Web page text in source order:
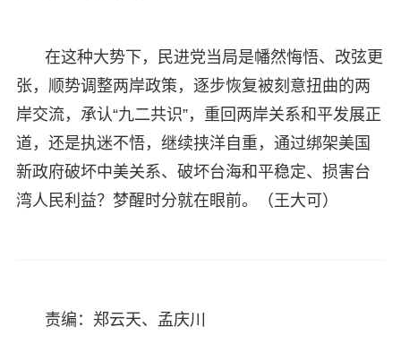
在这种大势下，民进党当局是幡然悔悟、改弦更
张，顺势调整两岸政策，逐步恢复被刻意扭曲的两
岸交流，承认“九二共识”，重回两岸关系和平发展正
道，还是执迷不悟，继续挟洋自重，通过绑架美国
新政府破坏中美关系、破坏台海和平稳定、损害台
湾人民利益？梦醒时分就在眼前。（王大可）
责编：郑云天、孟庆川